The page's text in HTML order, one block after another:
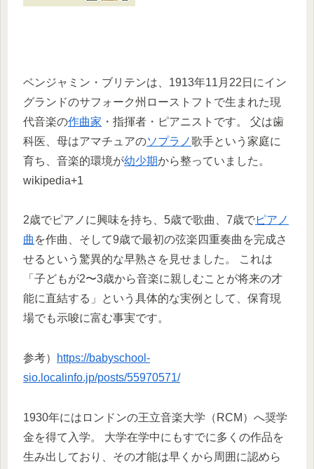
ベンジャミン・ブリテンは、1913年11月22日にイン
グランドのサフォーク州ローストフトで生まれた現
代音楽の作曲家 ・指揮者・ピアニストです。 父は歯
科医、母はアマチュアのソプラノ歌手という家庭に
育ち、音楽的環境が幼少期から整っていました。
wikipedia+1
2歳でピアノに興味を持ち、5歳で歌曲、7歳でピアノ
曲 を作曲、そして9歳で最初の弦楽四重奏曲を完成さ
せるという驚異的な早熟さを見せました。 これは
「子どもが2〜3歳から音楽に親しむことが将来の才
能に直結する」という具体的な実例として、保育現
場でも示唆に富む事実です。
参考）
https://babyschool-
sio.localinfo.jp/posts/55970571/
1930年にはロンドンの王立音楽大学（RCM）へ奨学
金を得て入学。 大学在学中にもすでに多くの作品を
生み出しており、その才能は早くから周囲に認めら